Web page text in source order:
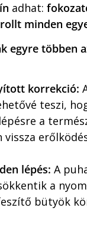
adhat:
minden
egyre többen
korrekció:
teszi,
a
lépés: A
a
bütyök